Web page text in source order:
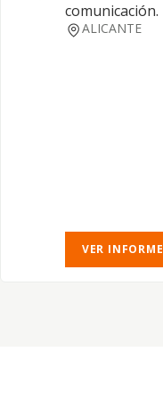
comunicación.
ALICANTE
VER INFORME